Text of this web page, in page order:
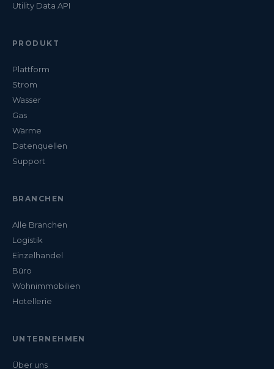
Utility Data API
PRODUKT
Plattform
Strom
Wasser
Gas
Wärme
Datenquellen
Support
BRANCHEN
Alle Branchen
Logistik
Einzelhandel
Büro
Wohnimmobilien
Hotellerie
UNTERNEHMEN
Über uns